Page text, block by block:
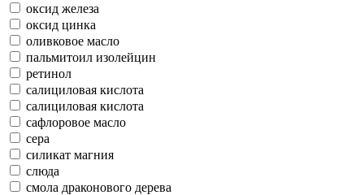
оксид железа
оксид цинка
оливковое масло
пальмитоил изолейцин
ретинол
салициловая кислота
салициловая кислота
сафлоровое масло
сера
силикат магния
слюда
смола драконового дерева